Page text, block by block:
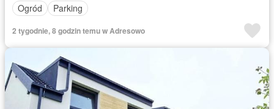
Ogród
Parking
2 tygodnie, 8 godzin temu w Adresowo